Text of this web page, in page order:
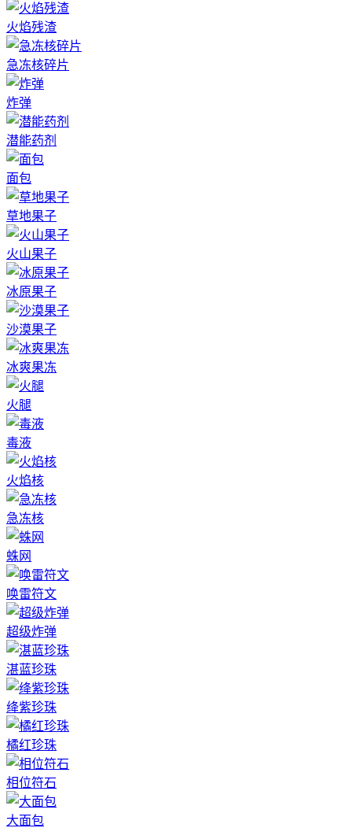
火焰残渣
急冻核碎片
炸弹
潜能药剂
面包
草地果子
火山果子
冰原果子
沙漠果子
冰爽果冻
火腿
毒液
火焰核
急冻核
蛛网
唤雷符文
超级炸弹
湛蓝珍珠
绛紫珍珠
橘红珍珠
相位符石
大面包